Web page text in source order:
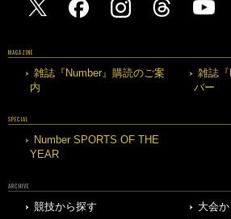
MAGAZINE
雑誌『Number』購読のご案
内
雑誌
バー
SPECIAL
Number SPORTS OF THE
YEAR
ARCHIVE
競技から探す
大会